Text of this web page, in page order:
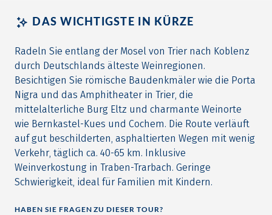
DAS WICHTIGSTE IN KÜRZE
Radeln Sie entlang der Mosel von Trier nach Koblenz
durch Deutschlands älteste Weinregionen.
Besichtigen Sie römische Baudenkmäler wie die Porta
Nigra und das Amphitheater in Trier, die
mittelalterliche Burg Eltz und charmante Weinorte
wie Bernkastel-Kues und Cochem. Die Route verläuft
auf gut beschilderten, asphaltierten Wegen mit wenig
Verkehr, täglich ca. 40-65 km. Inklusive
Weinverkostung in Traben-Trarbach. Geringe
Schwierigkeit, ideal für Familien mit Kindern.
HABEN SIE FRAGEN ZU DIESER TOUR?